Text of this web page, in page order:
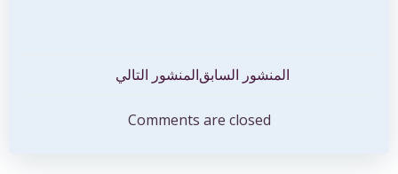
المقالات
المنشور السابقتصفّح
المقالات
المنشور التالي
Comments are closed